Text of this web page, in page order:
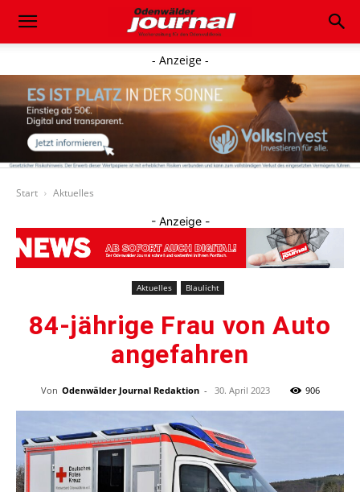
- Anzeige -
Start Aktuelles
- Anzeige -
Aktuelles Blaulicht
84-jährige Frau von Auto
angefahren
Von Odenwälder Journal Redaktion - 30. April 2023 906